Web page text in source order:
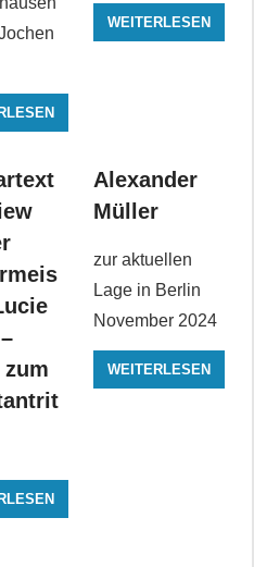
WEITERLESEN
Alexander
Müller
zur aktuellen
Lage in Berlin
November 2024
WEITERLESEN